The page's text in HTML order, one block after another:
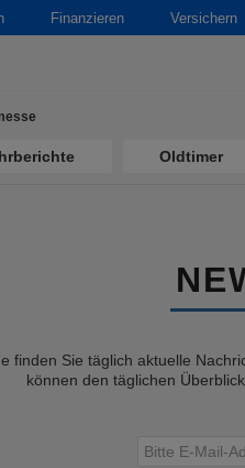
Finanzieren Versichern
Oldtimer
finden Sie täglich aktuelle
können den täglichen